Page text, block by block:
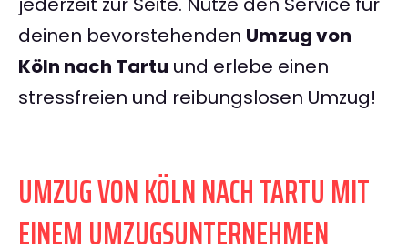
deinen bevorstehenden Umzug von
Köln nach Tartu und erlebe einen
stressfreien und reibungslosen Umzug!
UMZUG VON KÖLN NACH TARTU MIT